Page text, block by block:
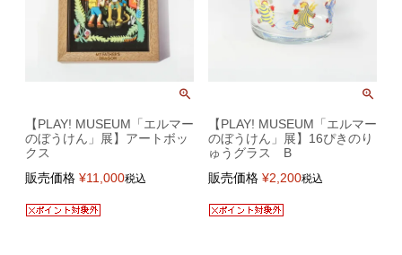
【PLAY! MUSEUM「エルマー
のぼうけん」展】アートボッ
クス
販売価格 ¥11,000税込
【PLAY! MUSEUM「エルマー
のぼうけん」展】16ぴきのり
ゅうグラス B
販売価格 ¥2,200税込